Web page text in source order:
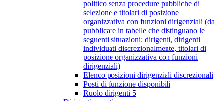
politico senza procedure pubbliche di
selezione e titolari di posizione
organizzativa con funzioni dirigenziali (da
pubblicare in tabelle che distinguano le
seguenti situazioni: dirigenti, dirigenti
individuati discrezionalmente, titolari di
posizione organizzativa con funzioni
dirigenziali)
Elenco posizioni dirigenziali discrezionali
Posti di funzione disponibili
Ruolo dirigenti 5